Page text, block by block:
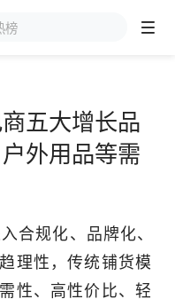
榜
五大增长品
外用品等需
合规化、品牌化、
理性，传统铺货模
性、高性价比、轻